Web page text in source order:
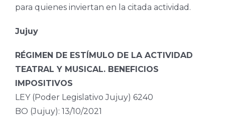
para quienes inviertan en la citada actividad.
Jujuy
RÉGIMEN DE ESTÍMULO DE LA ACTIVIDAD
TEATRAL Y MUSICAL. BENEFICIOS
IMPOSITIVOS
LEY (Poder Legislativo Jujuy) 6240
BO (Jujuy): 13/10/2021